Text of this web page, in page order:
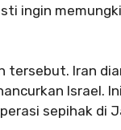
ingin
tersebut. Iran
Israel.
sepihak di